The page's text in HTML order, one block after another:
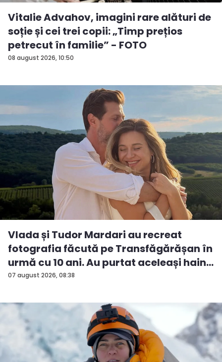
08 august 2026, 10:50
Vitalie Advahov, imagini rare alături de
soție și cei trei copii: „Timp prețios
petrecut în familie” - FOTO
07 august 2026, 08:38
Vlada și Tudor Mardari au recreat
fotografia făcută pe Transfăgărășan în
urmă cu 10 ani. Au purtat aceleași hain...